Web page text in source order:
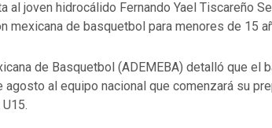
al joven hidrocálido Fernando Yael Tiscareño
mexicana de basquetbol para menores de 15
de Basquetbol (ADEMEBA) detalló que el
al equipo nacional que comenzará su